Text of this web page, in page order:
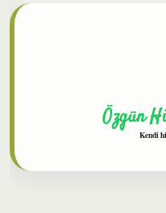
Özgün
Kendi